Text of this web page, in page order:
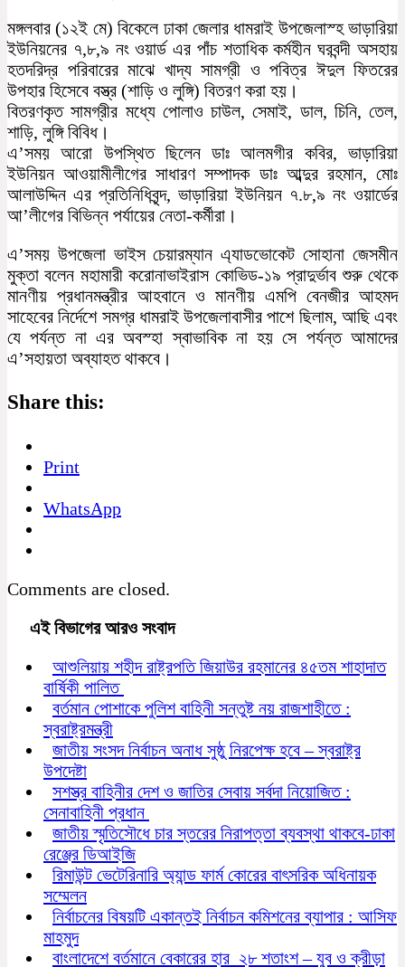
মঙ্গলবার (১২ই মে) বিকেলে ঢাকা জেলার ধামরাই উপজেলাস্হ ভাড়ারিয়া
ইউনিয়নের ৭,৮,৯ নং ওয়ার্ড এর পাঁচ শতাধিক কর্মহীন ঘরবন্দী অসহায়
হতদরিদ্র পরিবারের মাঝে খাদ্য সামগ্রী ও পবিত্র ঈদুল ফিতরের
উপহার হিসেবে বস্ত্র (শাড়ি ও লুঙ্গি) বিতরণ করা হয়।
বিতরণকৃত সামগ্রীর মধ্যে পোলাও চাউল, সেমাই, ডাল, চিনি, তেল,
শাড়ি, লুঙ্গি বিবিধ।
এ’সময় আরো উপস্থিত ছিলেন ডাঃ আলমগীর কবির, ভাড়ারিয়া
ইউনিয়ন আওয়ামীলীগের সাধারণ সম্পাদক ডাঃ আব্দুর রহমান, মোঃ
আলাউদ্দিন এর প্রতিনিধিবৃন্দ, ভাড়ারিয়া ইউনিয়ন ৭.৮,৯ নং ওয়ার্ডের
আ’লীগের বিভিন্ন পর্যায়ের নেতা-কর্মীরা।
এ’সময় উপজেলা ভাইস চেয়ারম্যান এ্যাডভোকেট সোহানা জেসমীন
মুক্তা বলেন মহামারী করোনাভাইরাস কোভিড-১৯ প্রাদুর্ভাব শুরু থেকে
মানণীয় প্রধানমন্ত্রীর আহবানে ও মানণীয় এমপি বেনজীর আহমদ
সাহেবের নির্দেশে সমগ্র ধামরাই উপজেলাবাসীর পাশে ছিলাম, আছি এবং
যে পর্যন্ত না এর অবস্হা স্বাভাবিক না হয় সে পর্যন্ত আমাদের
এ’সহায়তা অব্যাহত থাকবে।
Share this:
Print
WhatsApp
Comments are closed.
এই বিভাগের আরও সংবাদ
আশুলিয়ায় শহীদ রাষ্ট্রপতি জিয়াউর রহমানের ৪৫তম শাহাদাত
বার্ষিকী পালিত
বর্তমান পোশাকে পুলিশ বাহিনী সন্তুষ্ট নয় রাজশাহীতে :
স্বরাষ্ট্রমন্ত্রী
জাতীয় সংসদ নির্বাচন অনাধ সুষ্ঠু নিরপেক্ষ হবে – স্বরাষ্ট্র
উপদেষ্টা
সশস্ত্র বাহিনীর দেশ ও জাতির সেবায় সর্বদা নিয়োজিত :
সেনাবাহিনী প্রধান
জাতীয় স্মৃতিসৌধে চার স্তরের নিরাপত্তা ব্যবস্থা থাকবে-ঢাকা
রেঞ্জের ডিআইজি
রিমাউন্ট ভেটেরিনারি অ্যান্ড ফার্ম কোরের বাৎসরিক অধিনায়ক
সম্মেলন
নির্বাচনের বিষয়টি একান্তই নির্বাচন কমিশনের ব্যাপার : আসিফ
মাহমুদ
বাংলাদেশে বর্তমানে বেকারের হার ২৮ শতাংশ – যুব ও ক্রীড়া